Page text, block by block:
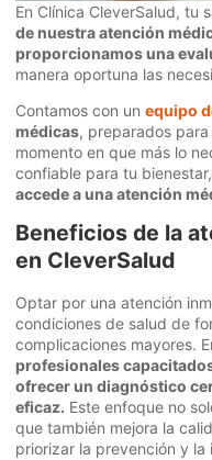
En Clínica CleverSalud, tu
de nuestra atención
proporcionamos una
manera oportuna las
Contamos con un equipo
médicas, preparados
momento en que más lo
confiable para tu bienestar,
accede a una atención
Beneficios de la
en CleverSalud
Optar por una atención
condiciones de salud de
complicaciones mayores.
profesionales
ofrecer un diagnóstico
eficaz. Este enfoque no
que también mejora la
priorizar la prevención y